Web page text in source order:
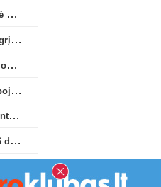
Vaikinų U15 rinktinė Taline sužaidė pirmąsias kontrolines rungtynes
Kristupas–Algirdas Padegimas sugrįžta į FC „Hegelmann” B sudėtį
A. Skerla: „Ne tik gynėmės – norėjome atakuoti“
Lietuvos klubų pasirodymai Europoje: patirti pralaimėjimai Kroatijos atstovams
Turo anonsas: tiesioginių konkurentų dvikova Gargžduose
Informacija žiūrovams rugpjūčio 6 d. UEFA rungtynėms